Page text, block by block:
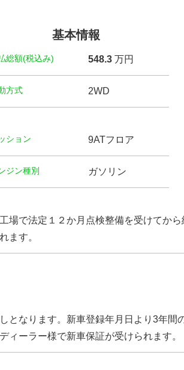
基本情報
総額(税込み) 548.3 万円
方式 2WD
ション 9ATフロア
ジン種別 ガソリン
場で法定１２か月点検整備を受けてか
ます。
となります。新車登録年月日より3年
ィーラー様で新車保証が受けられます。